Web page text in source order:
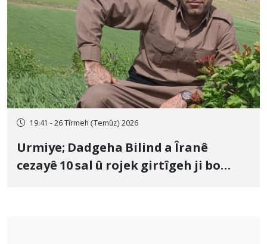
19:41 - 26 Tîrmeh (Temûz) 2026
Urmiye; Dadgeha Bilind a Îranê
cezayê 10 sal û rojek girtîgeh ji bo